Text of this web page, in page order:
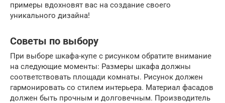
примеры вдохновят вас на создание своего
уникального дизайна!
Советы по выбору
При выборе шкафа-купе с рисунком обратите внимание
на следующие моменты: Размеры шкафа должны
соответствовать площади комнаты. Рисунок должен
гармонировать со стилем интерьера. Материал фасадов
должен быть прочным и долговечным. Производитель